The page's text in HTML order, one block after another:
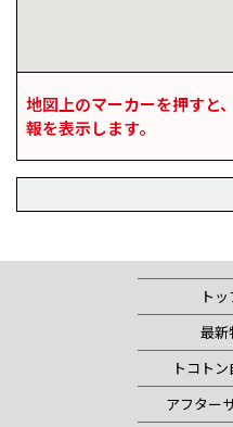
地図上のマーカーを押すと
報を表示します。
ト
最新
トコト
アフター